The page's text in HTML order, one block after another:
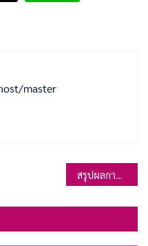
master
สรุปผลการจัดซื้อจัดจ้างประจำเดือน พฤศจิกายน 2565